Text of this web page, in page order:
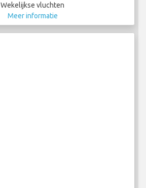
Wekelijkse vluchten
Meer informatie